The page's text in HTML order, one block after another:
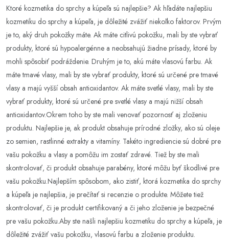
Ktoré kozmetika do sprchy a kúpeľa sú najlepšie? Ak hľadáte najlepšiu
kozmetiku do sprchy a kúpeľa, je dôležité zvážiť niekoľko faktorov. Prvým
je to, aký druh pokožky máte. Ak máte citlivú pokožku, mali by ste vybrať
produkty, ktoré sú hypoalergénne a neobsahujú žiadne prísady, ktoré by
mohli spôsobiť podráždenie. Druhým je to, akú máte vlasovú farbu. Ak
máte tmavé vlasy, mali by ste vybrať produkty, ktoré sú určené pre tmavé
vlasy a majú vyšší obsah antioxidantov. Ak máte svetlé vlasy, mali by ste
vybrať produkty, ktoré sú určené pre svetlé vlasy a majú nižší obsah
antioxidantov.Okrem toho by ste mali venovať pozornosť aj zloženiu
produktu. Najlepšie je, ak produkt obsahuje prírodné zložky, ako sú oleje
zo semien, rastlinné extrakty a vitamíny. Takéto ingrediencie sú dobré pre
vašu pokožku a vlasy a pomôžu im zostať zdravé. Tiež by ste mali
skontrolovať, či produkt obsahuje parabény, ktoré môžu byť škodlivé pre
vašu pokožku.Najlepším spôsobom, ako zistiť, ktorá kozmetika do sprchy
a kúpeľa je najlepšia, je prečítať si recenzie o produkte. Môžete tiež
skontrolovať, či je produkt certifikovaný a či jeho zloženie je bezpečné
pre vašu pokožku.Aby ste našli najlepšiu kozmetiku do sprchy a kúpeľa, je
dôležité zvážiť vašu pokožku, vlasovú farbu a zloženie produktu.